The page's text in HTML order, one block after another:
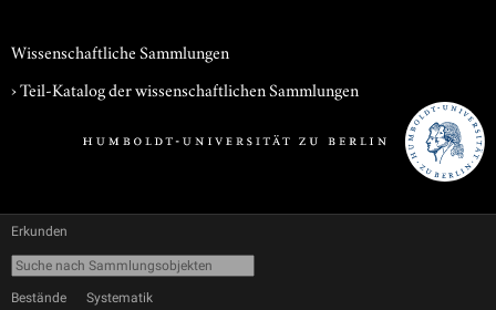
Wissenschaftliche Sammlungen
› Teil-Katalog der wissenschaftlichen Sammlungen
Erkunden
Bestände Systematik